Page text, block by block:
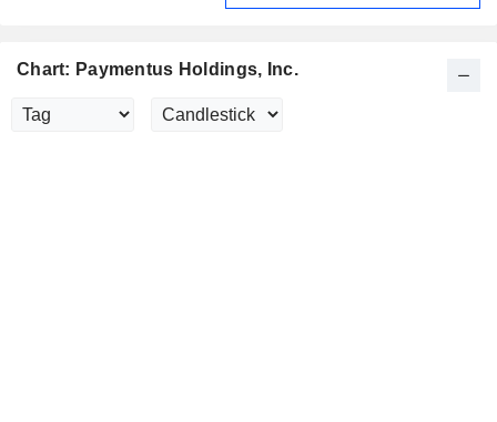
Chart: Paymentus Holdings, Inc.